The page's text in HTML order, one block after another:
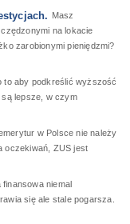
Masz
na lokacie
zarobionymi pieniędzmi?
to aby podkreślić wyższość
są lepsze, w czym
w Polsce nie należy
oczekiwań, ZUS jest
niemal
się ale stale pogarsza.